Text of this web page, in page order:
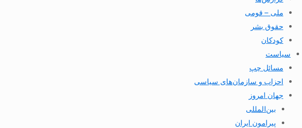
ملی – قومی
حقوق بشر
کودکان
سیاست
مسائل چپ
احزاب و سازمان‌های سیاسی
جهان امروز
بین‌المللی
پیرامون ایران